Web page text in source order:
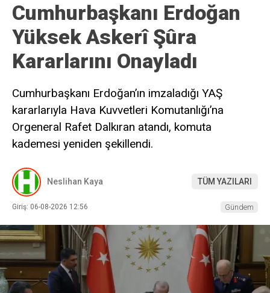
Cumhurbaşkanı Erdoğan
Yüksek Askerî Şûra
Kararlarını Onayladı
Cumhurbaşkanı Erdoğan’ın imzaladığı YAŞ
kararlarıyla Hava Kuvvetleri Komutanlığı’na
Orgeneral Rafet Dalkıran atandı, komuta
kademesi yeniden şekillendi.
Neslihan Kaya TÜM YAZILARI
Giriş: 06-08-2026 12:56 Gündem